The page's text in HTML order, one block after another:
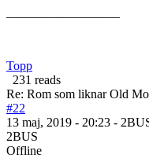
Topp
231 reads
Re: Rom som liknar Old
#22
13 maj, 2019 - 20:23 -
2BUS
Offline